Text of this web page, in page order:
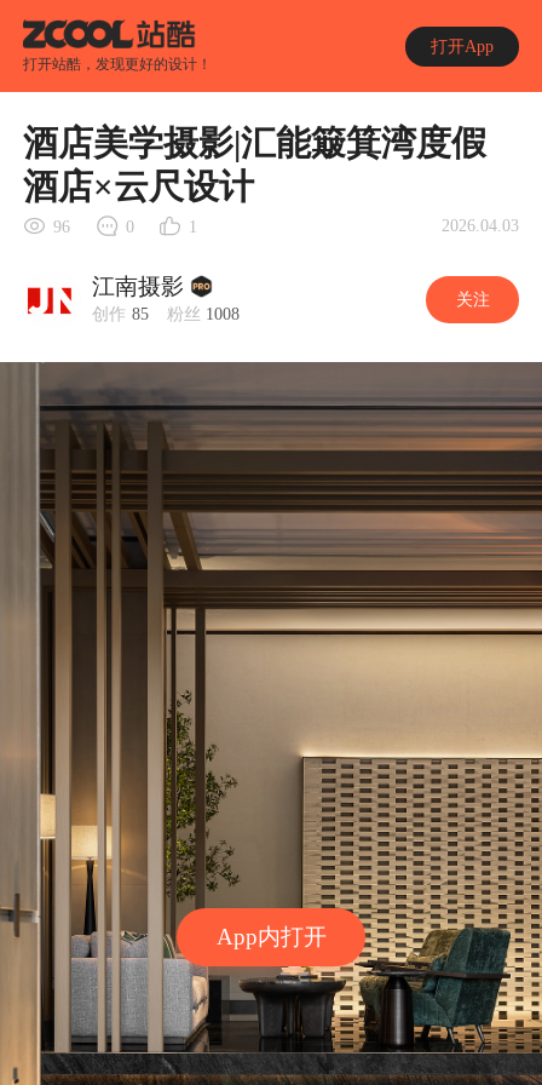
打开站酷，发现更好的设计！
打开App
App内打开
酒店美学摄影|汇能簸箕湾度假
酒店×云尺设计
96 0 1 2026.04.03
江南摄影
创作 85 粉丝 1008
关注